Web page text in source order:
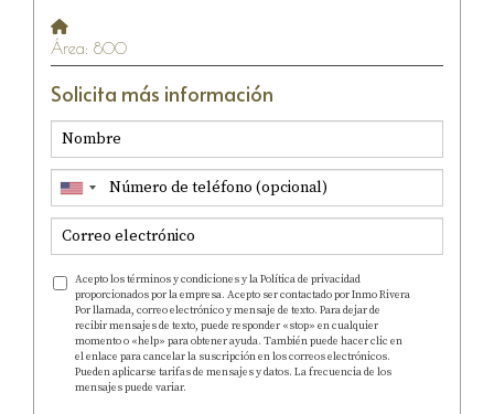
Área: 800
Solicita más información
Acepto los términos y condiciones y la Política de privacidad
proporcionados por la empresa. Acepto ser contactado por Inmo Rivera
Por llamada, correo electrónico y mensaje de texto. Para dejar de
recibir mensajes de texto, puede responder «stop» en cualquier
momento o «help» para obtener ayuda. También puede hacer clic en
el enlace para cancelar la suscripción en los correos electrónicos.
Pueden aplicarse tarifas de mensajes y datos. La frecuencia de los
mensajes puede variar.